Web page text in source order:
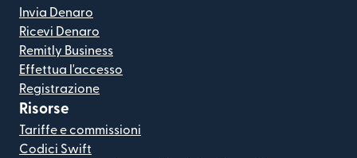
Invia Denaro
Ricevi Denaro
Remitly Business
Effettua l'accesso
Registrazione
Risorse
Tariffe e commissioni
Codici Swift